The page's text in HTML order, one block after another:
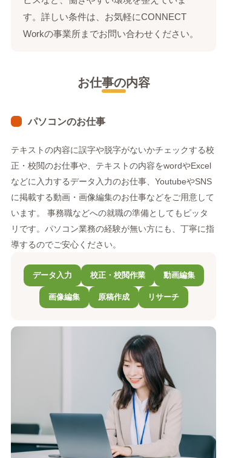
す。詳しい条件は、お気軽にCONNECT
Workの事業所までお問い合わせください。
お仕事の内容
パソコンのお仕事
テキストの内容に誤字や脱字がないかチェックする校
正・校閲のお仕事や、テキストの内容をwordやExcel
などに入力するデータ入力のお仕事、YoutubeやSNS
に掲載する動画・画像編集のお仕事などをご用意して
います。 事務職などへの就職の準備としてもピッタ
リです。パソコン業務の経験が無い方にも、丁寧に指
導するのでご安心ください。
データ入力 校正・校閲作業 動画編集
画像編集 原稿作成 リサーチ